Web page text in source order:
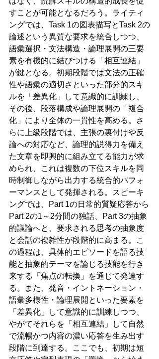
すことが可能となるだろう。ライティ
ングでは、Task 1の図表描写とTask 2の
論述という異質な要求を統合しつつ、
語彙選択・文法構造・論理展開の三要
素を有機的に結びつける「相互連結」
が鍵となる。初期段階では文法の正確
性や語彙の適切さといった部分的スキ
ルを「差異化」して意識的に訓練し、
その後、段落構成や論理展開の「複合
化」により全体の一貫性を高める。さ
らに上級段階では、主張の裏付けや反
論への対応など、論理的説得力を備え
た文章を即興的に組み立てる能力が求
められ、これは複数の下位スキルを同
時制御しながら出力する統合的パフォ
ーマンスとして発揮される。スピーキ
ングでは、Part 1の日常的質疑応答から
Part 2の1～2分間の独話、Part 3の抽象
的議論へと、要求される思考の抽象度
と会話の複雑性が段階的に高まる。こ
の過程は、具体的エピソードを語る技
能と抽象的テーマを論じる技能を行き
来する「焦点の転換」を通じて発達す
る。また、発音・イントネーション・
語彙多様性・論理展開といった要素を
「差異化」して意識的に訓練しつつ、
やがてそれらを「相互連結」して自然
で流暢かつ内容の濃い応答を生み出す
段階に到達する。ここでも、初期は短